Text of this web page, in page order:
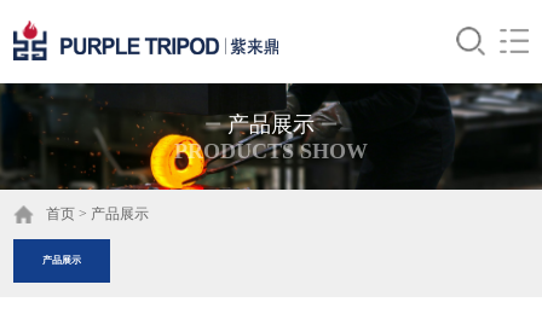
产品展示
PRODUCTS SHOW
首页 > 产品展示
产品展示